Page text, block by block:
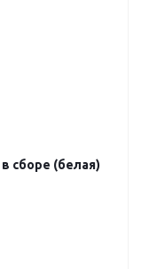
в сборе (белая)